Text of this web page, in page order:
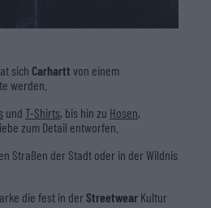
sich Carhartt von einem
werden.
und T-Shirts, bis hin zu Hosen,
zum Detail entworfen.
Straßen der Stadt oder in der Wildnis
die fest in der Streetwear Kultur